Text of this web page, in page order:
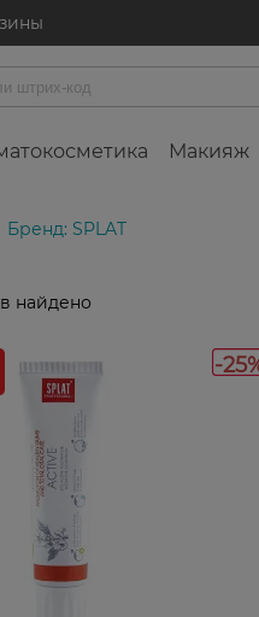
Макияж
Бренд: SPLAT
найдено
-